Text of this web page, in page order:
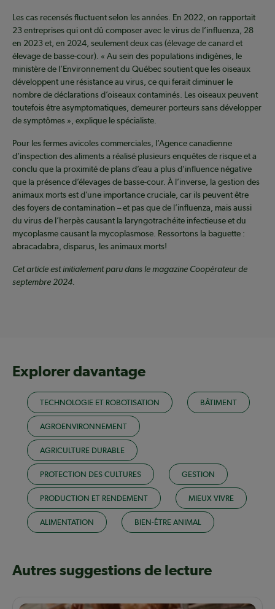
Les cas recensés fluctuent selon les années. En 2022, on rapportait
23 entreprises qui ont dû composer avec le virus de l’influenza, 28
en 2023 et, en 2024, seulement deux cas (élevage de canard et
élevage de basse-cour). « Au sein des populations indigènes, le
ministère de l’Environnement du Québec soutient que les oiseaux
développent une résistance au virus, ce qui ferait diminuer le
nombre de déclarations d’oiseaux contaminés. Les oiseaux peuvent
toutefois être asymptomatiques, demeurer porteurs sans développer
de symptômes », explique le spécialiste.
Pour les fermes avicoles commerciales, l’Agence canadienne
d’inspection des aliments a réalisé plusieurs enquêtes de risque et a
conclu que la proximité de plans d’eau a plus d’influence négative
que la présence d’élevages de basse-cour. À l’inverse, la gestion des
animaux morts est d’une importance cruciale, car ils peuvent être
des foyers de contamination – et pas que de l’influenza, mais aussi
du virus de l’herpès causant la laryngotrachéite infectieuse et du
mycoplasme causant la mycoplasmose. Ressortons la baguette :
abracadabra, disparus, les animaux morts!
Cet article est initialement paru dans le magazine Coopérateur de
septembre 2024.
Explorer davantage
TECHNOLOGIE ET ROBOTISATION BÂTIMENT
AGROENVIRONNEMENT
AGRICULTURE DURABLE
PROTECTION DES CULTURES GESTION
PRODUCTION ET RENDEMENT MIEUX VIVRE
ALIMENTATION BIEN-ÊTRE ANIMAL
Autres suggestions de lecture